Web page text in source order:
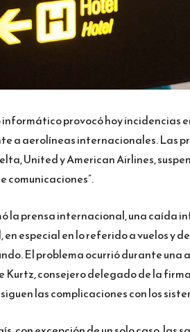
provocó hoy incidencias
a aerolíneas internacionales. Las
United y American Airlines,
comunicaciones”.
la prensa internacional, una caída
en especial en lo referido a vuelos y
El problema ocurrió durante
Kurtz, consejero delegado de la
las complicaciones con los